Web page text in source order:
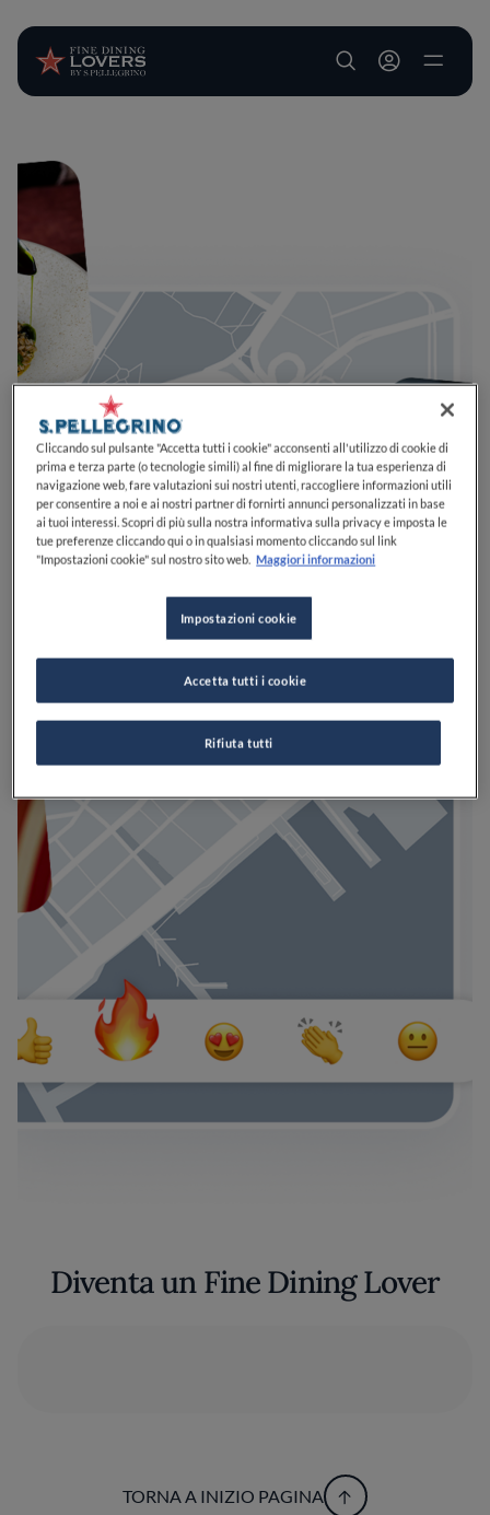
User account
Diventa un Fine Dining Lover
TORNA A INIZIO PAGINA
Cliccando sul pulsante "Accetta tutti i cookie" acconsenti all'utilizzo di cookie di
prima e terza parte (o tecnologie simili) al fine di migliorare la tua esperienza di
navigazione web, fare valutazioni sui nostri utenti, raccogliere informazioni utili
per consentire a noi e ai nostri partner di fornirti annunci personalizzati in base
ai tuoi interessi. Scopri di più sulla nostra informativa sulla privacy e imposta le
tue preferenze cliccando qui o in qualsiasi momento cliccando sul link
"Impostazioni cookie" sul nostro sito web. Maggiori informazioni
Impostazioni cookie
Rifiuta tutti
Accetta tutti i cookie